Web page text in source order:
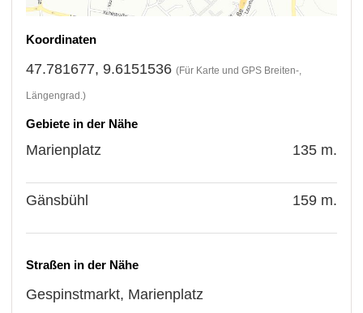
Koordinaten
47.781677, 9.6151536 (Für Karte und GPS Breiten-,
Längengrad.)
Gebiete in der Nähe
Marienplatz 135 m.
Gänsbühl 159 m.
Straßen in der Nähe
Gespinstmarkt, Marienplatz